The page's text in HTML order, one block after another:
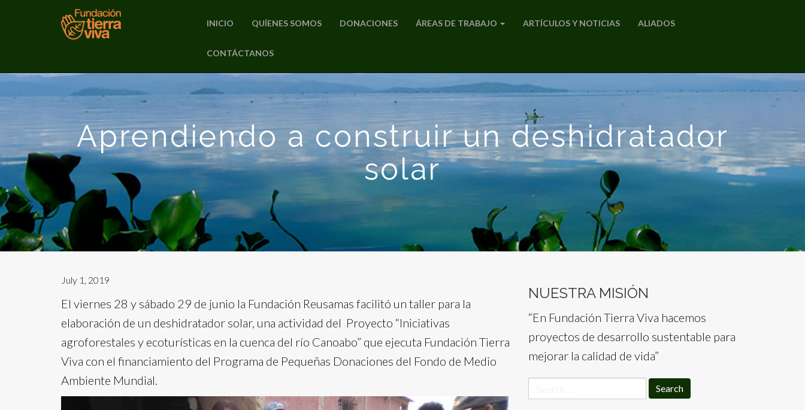
MENU
to
INICIO QUÍENES SOMOS DONACIONES ÁREAS DE TRABAJO ARTÍCULOS Y NOTICIAS ALIADOS
CONTÁCTANOS
Aprendiendo a construir un deshidratador
solar
July 1, 2019
El viernes 28 y sábado 29 de junio la Fundación Reusamas facilitó un taller para la
elaboración de un deshidratador solar, una actividad del Proyecto “Iniciativas
agroforestales y ecoturísticas en la cuenca del río Canoabo” que ejecuta Fundación Tierra
Viva con el financiamiento del Programa de Pequeñas Donaciones del Fondo de Medio
Ambiente Mundial.
NUESTRA MISIÓN
“En Fundación Tierra Viva hacemos
proyectos de desarrollo sustentable para
mejorar la calidad de vida”
for: